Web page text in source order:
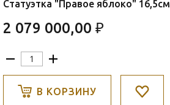
Статуэтка "Правое яблоко" 16,5см
2 079 000,00 ₽
В КОРЗИНУ